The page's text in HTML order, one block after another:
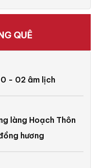
QUÊ
- 02 âm lịch
làng Hoạch Thôn
hương